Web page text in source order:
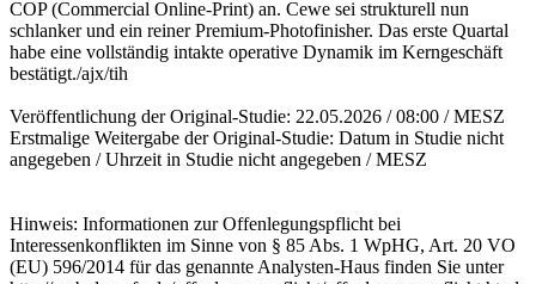
COP (Commercial Online-Print) an. Cewe sei strukturell nun
schlanker und ein reiner Premium-Photofinisher. Das erste Quartal
habe eine vollständig intakte operative Dynamik im Kerngeschäft
bestätigt./ajx/tih
Veröffentlichung der Original-Studie: 22.05.2026 / 08:00 / MESZ
Erstmalige Weitergabe der Original-Studie: Datum in Studie nicht
angegeben / Uhrzeit in Studie nicht angegeben / MESZ
Hinweis: Informationen zur Offenlegungspflicht bei
Interessenkonflikten im Sinne von § 85 Abs. 1 WpHG, Art. 20 VO
(EU) 596/2014 für das genannte Analysten-Haus finden Sie unter